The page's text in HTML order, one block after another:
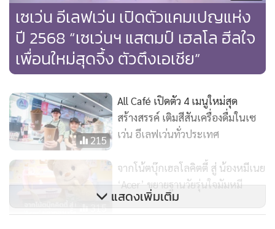
เซเว่น อีเลฟเว่น เปิดตัวแคมเปญแห่ง
ปี 2568 “เซเว่นฯ แสตมป์ เฮลโล ฮีลใจ
เพื่อนใหม่สุดจึ้ง ตัวตึงเอเชีย”
215
All Café เปิดตัว 4 เมนูใหม่สุด
สร้างสรรค์ เติมสีสันเครื่องดื่มในเซ
เว่น อีเลฟเว่นทั่วประเทศ
315
จากโน้ตบุ๊กเฮลโลคิตตี้ สู่ น้องหมีเนย
‘Acer’ ขยายฐานวัยรุ่นใจมัมหมี
แสดงเพิ่มเติม